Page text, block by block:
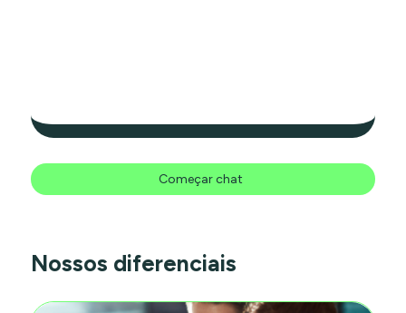
Começar chat
Nossos diferenciais